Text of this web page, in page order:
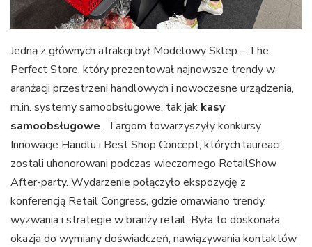
Jedną z głównych atrakcji był Modelowy Sklep – The
Perfect Store, który prezentował najnowsze trendy w
aranżacji przestrzeni handlowych i nowoczesne urządzenia,
m.in. systemy samoobsługowe, tak jak kasy
samoobsługowe . Targom towarzyszyły konkursy
Innowacje Handlu i Best Shop Concept, których laureaci
zostali uhonorowani podczas wieczornego RetailShow
After-party. Wydarzenie połączyło ekspozycję z
konferencją Retail Congress, gdzie omawiano trendy,
wyzwania i strategie w branży retail. Była to doskonała
okazja do wymiany doświadczeń, nawiązywania kontaktów